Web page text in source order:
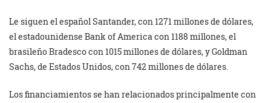
Le siguen el español Santander, con 1271 millones de dólares,
el estadounidense Bank of America con 1188 millones, el
brasileño Bradesco con 1015 millones de dólares, y Goldman
Sachs, de Estados Unidos, con 742 millones de dólares.
Los financiamientos se han relacionados principalmente con